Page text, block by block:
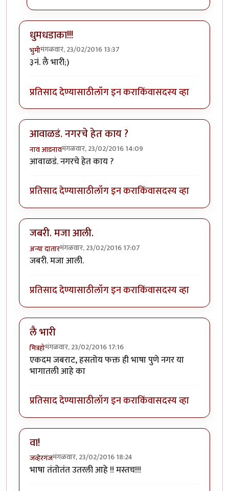
धुमधडाका!!!
भुमीमंगळवार, 23/02/2016 13:37
३नं. लै भारी;)
प्रतिसाद देण्यासाठीलॉग इन कराकिंवासदस्य व्हा
आवाळडं. नगरचे हेत काय ?
नाव आडनावमंगळवार, 23/02/2016 14:09
आवाळडं. नगरचे हेत काय ?
प्रतिसाद देण्यासाठीलॉग इन कराकिंवासदस्य व्हा
जबरी. मजा आली.
अन्या दातारमंगळवार, 23/02/2016 17:07
जबरी. मजा आली.
प्रतिसाद देण्यासाठीलॉग इन कराकिंवासदस्य व्हा
लै भारी
मित्रहोमंगळवार, 23/02/2016 17:16
एकदम जबराट, हसतोय फक्त ही भाषा पुणे नगर या
भागातली आहे का
प्रतिसाद देण्यासाठीलॉग इन कराकिंवासदस्य व्हा
वा!
जव्हेरगंजमंगळवार, 23/02/2016 18:24
भाषा तंतोतंत उतरली आहे !! मस्तच!!!